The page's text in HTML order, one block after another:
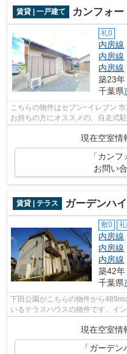
賃貸 | 一戸建て カンフォー
礼0
内房線
内房線
内房線
築23年
千葉県
こちらの物件はセブン−イレブン
お持ちの方にオススメの、自走式
適空間を味わえる通風良好な気持
現在空室情
「カン
お問い
賃貸 | テラス ガーデンハ
敷0
内房線
内房線
内房線
築42年
千葉県
下田公園がこちらの物件から
いるテラスハウスの物件です。イ
現在空室情
「ガーデ